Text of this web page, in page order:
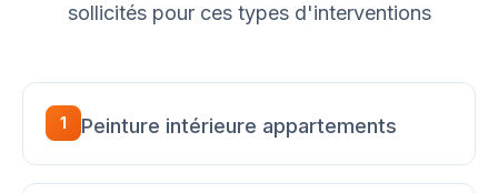
sollicités pour ces types d'interventions
1 Peinture intérieure appartements